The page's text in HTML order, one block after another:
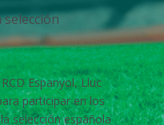
selección
Espanyol, Lluc
participar en los
selección española